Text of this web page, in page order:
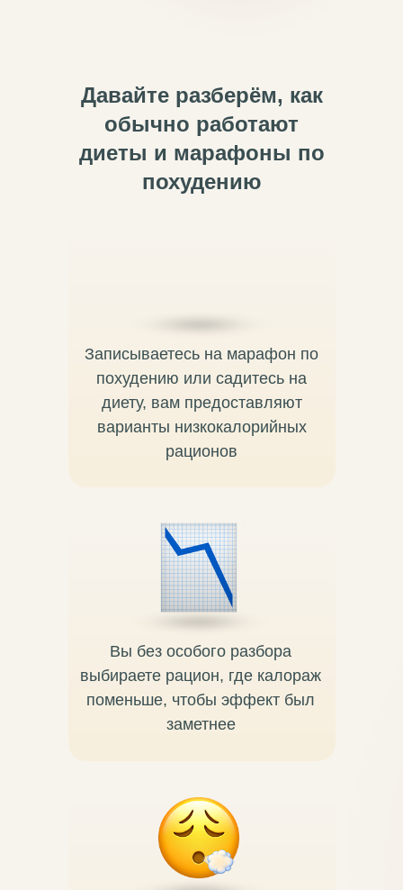
Записываетесь на марафон по
похудению или садитесь на
диету, вам предоставляют
варианты низкокалорийных
рационов
Вы без особого разбора
выбираете рацион, где калораж
поменьше, чтобы эффект был
заметнее
Давайте разберём, как
обычно работают
диеты и марафоны по
похудению